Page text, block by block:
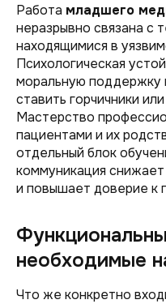
Работа младшего
неразрывно связана с
находящимися в
Психологическая
моральную поддержку
ставить горчичники
Мастерство
пациентами и их
отдельный блок
коммуникация
и повышает доверие к
необходимые
Что же конкретно